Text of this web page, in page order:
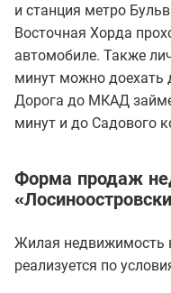
и станция метро
Восточная Хорда
автомобиле. Также
минут можно доехать
Дорога до МКАД
минут и до Садового
Форма продаж
Жилая недвижимость
реализуется по